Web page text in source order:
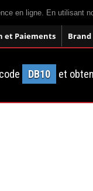
en ligne. En utilisant
et Paiements
DB10 et